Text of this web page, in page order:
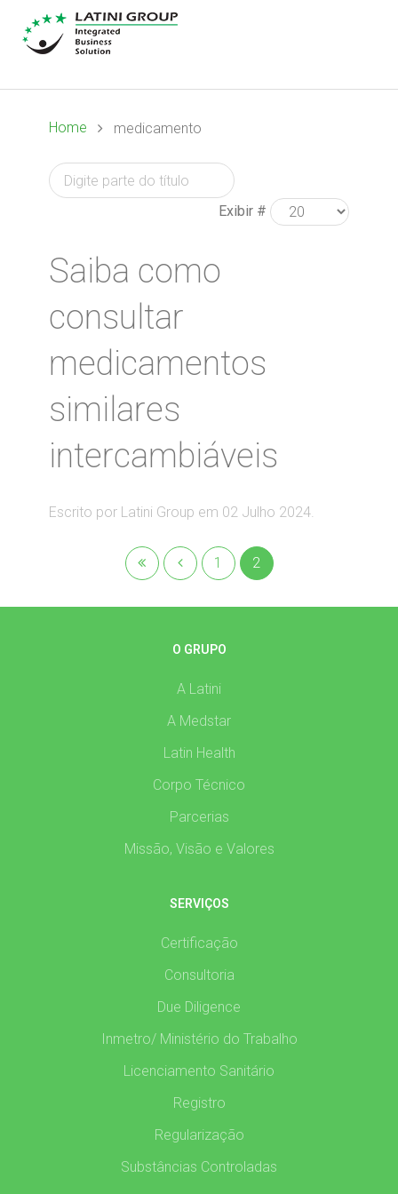
Home medicamento
Exibir #
Saiba como
consultar
medicamentos
similares
intercambiáveis
Escrito por Latini Group em 02 Julho 2024.
1 2
O GRUPO
A Latini
A Medstar
Latin Health
Corpo Técnico
Parcerias
Missão, Visão e Valores
SERVIÇOS
Certificação
Consultoria
Due Diligence
Inmetro/ Ministério do Trabalho
Licenciamento Sanitário
Registro
Regularização
Substâncias Controladas